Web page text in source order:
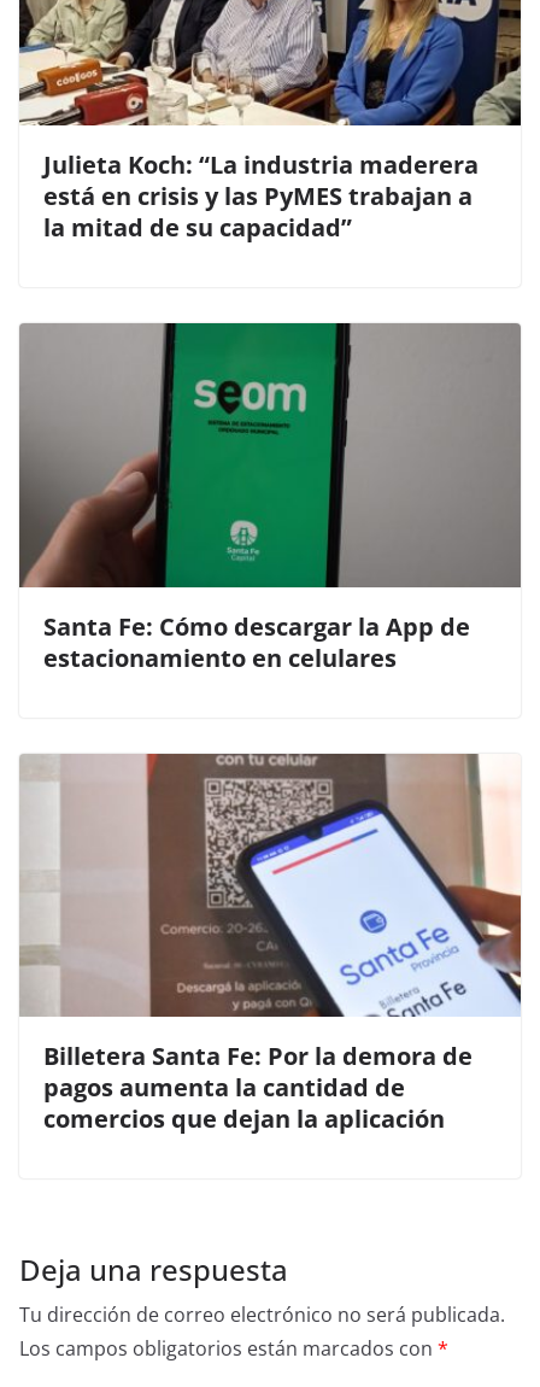
Julieta Koch: “La industria maderera
está en crisis y las PyMES trabajan a
la mitad de su capacidad”
Santa Fe: Cómo descargar la App de
estacionamiento en celulares
Billetera Santa Fe: Por la demora de
pagos aumenta la cantidad de
comercios que dejan la aplicación
Deja una respuesta
Tu dirección de correo electrónico no será publicada.
Los campos obligatorios están marcados con *